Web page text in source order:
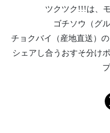
ツクツク!!!は、
ゴチソウ（グル
チョクバイ（産地直送）
シェアし合う おすそ分け